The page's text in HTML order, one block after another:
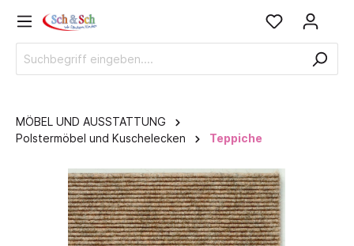
MÖBEL UND AUSSTATTUNG
Polstermöbel und Kuschelecken
Teppiche